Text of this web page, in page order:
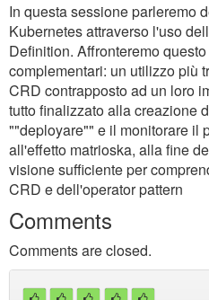
In questa sessione parleremo
Kubernetes attraverso l'uso
Definition. Affronteremo
complementari: un utilizzo più
CRD contrapposto ad un loro
tutto finalizzato alla creazione
""deployare"" e il monitorare il
all'effetto matrioska, alla fine
visione sufficiente per
CRD e dell'operator pattern
Comments
Comments are closed.